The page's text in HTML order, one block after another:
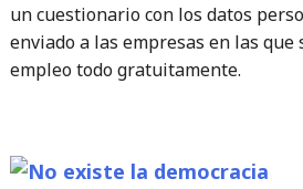
un cuestionario con los datos
enviado a las empresas en las que
empleo todo gratuitamente.